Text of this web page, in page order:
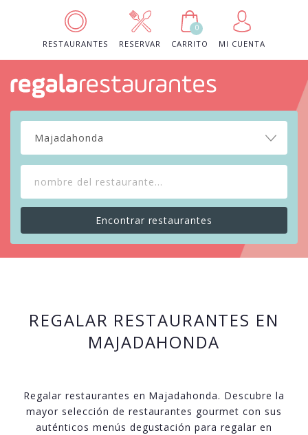
RESTAURANTES RESERVAR
0
CARRITO
MI CUENTA
Majadahonda
REGALAR RESTAURANTES EN
MAJADAHONDA
Regalar restaurantes en Majadahonda. Descubre la
mayor selección de restaurantes gourmet con sus
auténticos menús degustación para regalar en